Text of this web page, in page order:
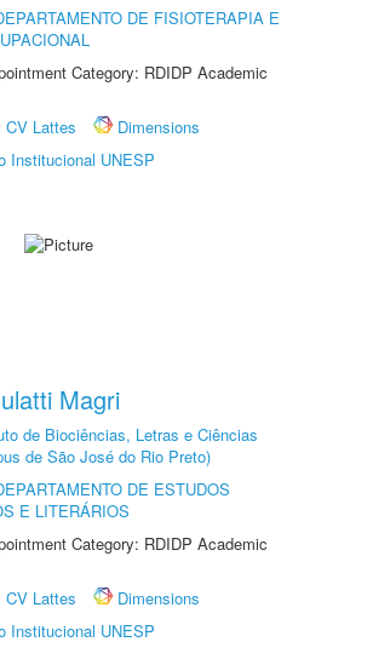
DE FISIOTERAPIA E
Category: RDIDP Academic
CV Lattes
Dimensions
Institucional UNESP
Magri
de Biociências, Letras e Ciências
de São José do Rio Preto)
DE ESTUDOS
E LITERÁRIOS
Category: RDIDP Academic
CV Lattes
Dimensions
Institucional UNESP